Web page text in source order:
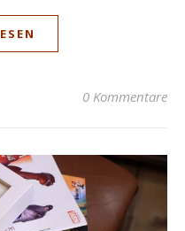
0 Kommentare